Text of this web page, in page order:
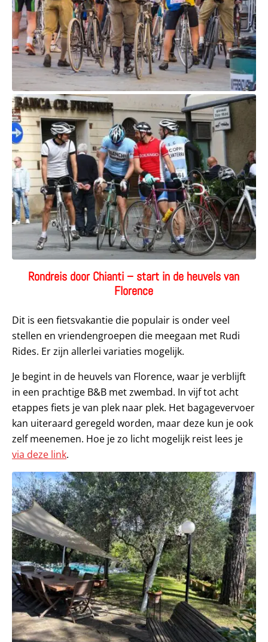
Rondreis door Chianti – start in de heuvels van
Florence
Dit is een fietsvakantie die populair is onder veel
stellen en vriendengroepen die meegaan met Rudi
Rides. Er zijn allerlei variaties mogelijk.
Je begint in de heuvels van Florence, waar je verblijft
in een prachtige B&B met zwembad. In vijf tot acht
etappes fiets je van plek naar plek. Het bagagevervoer
kan uiteraard geregeld worden, maar deze kun je ook
zelf meenemen. Hoe je zo licht mogelijk reist lees je
via deze link.